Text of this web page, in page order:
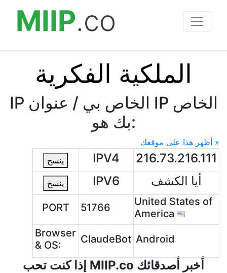
MIIP.co
الملكية الفكرية
IP الخاص بي / عنوان IP الخاص
بك هو:
أظهر هذا على موقعك »
ينسخ
IPV4 216.73.216.111
ينسخ IPV6 أيا الكشف
PORT 51766
United States of
America
Browser
& OS:
ClaudeBot Android
إذا كنت تحب MIIP.co أخبر أصدقائك